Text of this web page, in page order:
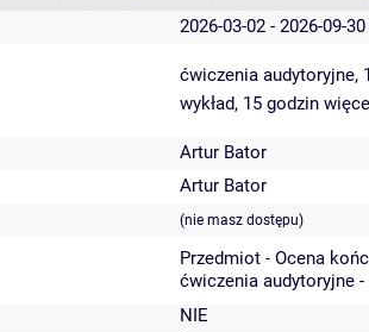
2026-03-02 - 2026-09-30
ćwiczenia audytoryjne,
wykład, 15 godzin
Artur Bator
Artur Bator
(nie masz dostępu)
Przedmiot - Ocena
ćwiczenia audytoryjne
NIE